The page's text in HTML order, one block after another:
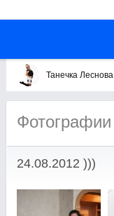
Танечка Леснова
Фотографии
24.08.2012 )))